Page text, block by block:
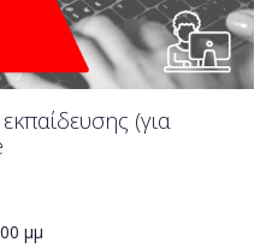
(για
μμ